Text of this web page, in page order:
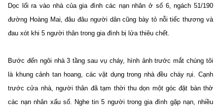
Dọc lối ra vào nhà của gia đình các nạn nhân ở số 6, ngách 51/190
đường Hoàng Mai, đâu đâu người dân cũng bày tỏ nỗi tiếc thương và
đau xót khi 5 người thân trong gia đình bị lửa thiêu chết.
Bước đến ngôi nhà 3 tầng sau vụ cháy, hình ảnh trước mắt chúng tôi
là khung cảnh tan hoang, các vật dụng trong nhà đều cháy rụi. Cạnh
trước cửa nhà, người thân đã tạm thời thu dọn một góc đặt bàn thờ
các nạn nhân xấu số. Nghe tin 5 người trong gia đình gặp nạn, nhiều